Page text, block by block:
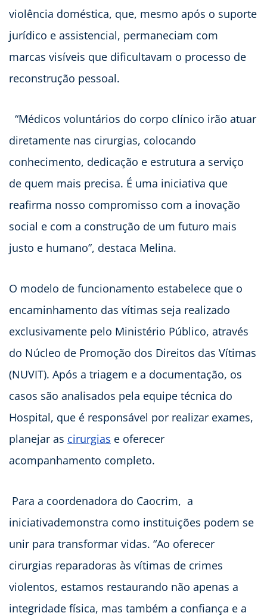
violência doméstica, que, mesmo após o suporte
jurídico e assistencial, permaneciam com
marcas visíveis que dificultavam o processo de
reconstrução pessoal.
“Médicos voluntários do corpo clínico irão atuar
diretamente nas cirurgias, colocando
conhecimento, dedicação e estrutura a serviço
de quem mais precisa. É uma iniciativa que
reafirma nosso compromisso com a inovação
social e com a construção de um futuro mais
justo e humano”, destaca Melina.
O modelo de funcionamento estabelece que o
encaminhamento das vítimas seja realizado
exclusivamente pelo Ministério Público, através
do Núcleo de Promoção dos Direitos das Vítimas
(NUVIT). Após a triagem e a documentação, os
casos são analisados pela equipe técnica do
Hospital, que é responsável por realizar exames,
planejar as cirurgias e oferecer
acompanhamento completo.
Para a coordenadora do Caocrim, a
iniciativademonstra como instituições podem se
unir para transformar vidas. “Ao oferecer
cirurgias reparadoras às vítimas de crimes
violentos, estamos restaurando não apenas a
integridade física, mas também a confiança e a